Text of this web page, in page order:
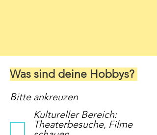
Was sind deine Hobbys?
Bitte ankreuzen
Kultureller Bereich:
Theaterbesuche, Filme